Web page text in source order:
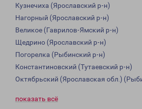
Кузнечиха (Ярославский р-н)
Нагорный (Ярославский р-н)
Великое (Гаврилов-Ямский р-н)
Щедрино (Ярославский р-н)
Погорелка (Рыбинский р-н)
Константиновский (Тутаевский р-н)
Октябрьский (Ярославская обл.)
показать всё